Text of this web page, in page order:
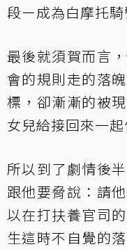
段ー成為白摩托騎
最後就須賀而言
會的規則走的落
標，卻漸漸的被
女兒給接回來一
所以到了劇情後
跟他要脅說：請
以在打扶養官司
生這時不自覺的